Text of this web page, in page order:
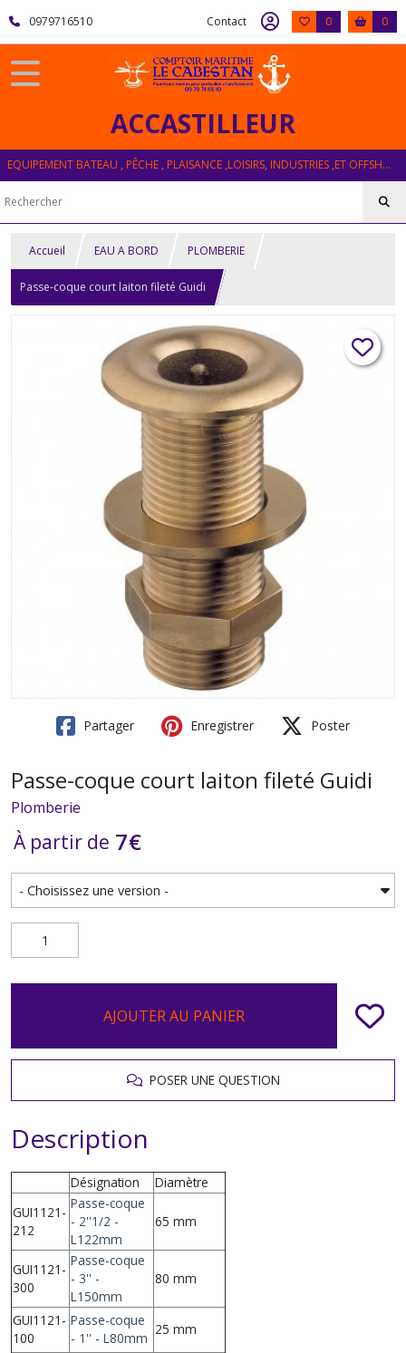
0979716510 Contact 0 0
ACCASTILLEUR
EQUIPEMENT BATEAU , PÊCHE , PLAISANCE ,LOISIRS, INDUSTRIES ,ET OFFSHORE
Accueil EAU A BORD PLOMBERIE
Passe-coque court laiton fileté Guidi
Partager Enregistrer Poster
Passe-coque court laiton fileté Guidi
Plomberie
À partir de 7€
AJOUTER AU PANIER
POSER UNE QUESTION
Description
Désignation
Diamètre
GUI1121-
212
Passe-coque
- 2''1/2 -
L122mm
65 mm
GUI1121-
300
Passe-coque
- 3'' -
L150mm
80 mm
GUI1121-
100
Passe-coque
- 1'' - L80mm
25 mm